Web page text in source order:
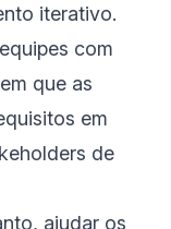
iterativo.
com
que as
em
de
ajudar os